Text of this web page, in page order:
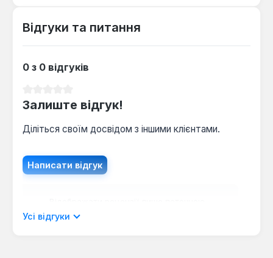
Відгуки та питання
0 з 0 відгуків
Залиште відгук!
Діліться своїм досвідом з іншими клієнтами.
Написати відгук
мовою.
Усі відгуки